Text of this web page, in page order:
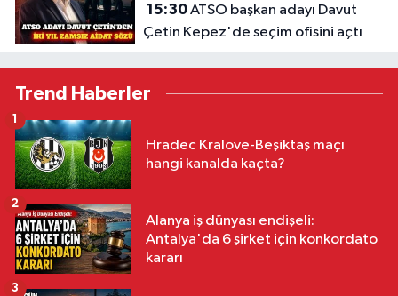
15:30ATSO başkan adayı Davut
Çetin Kepez'de seçim ofisini açtı
Trend Haberler
Hradec Kralove-Beşiktaş maçı
hangi kanalda kaçta?
1
Alanya iş dünyası endişeli:
Antalya'da 6 şirket için konkordato
kararı
2
3